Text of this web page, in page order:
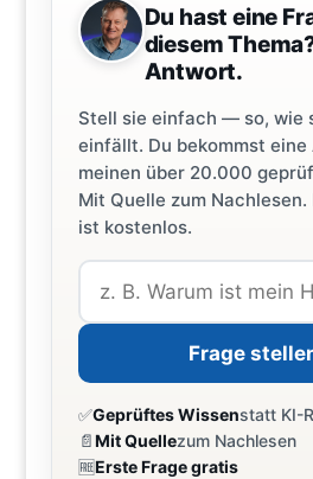
Du hast eine
diesem
Antwort.
Stell sie einfach — so, wie
einfällt. Du bekommst
meinen über 20.000
Mit Quelle zum
ist kostenlos.
Frage
✅Geprüftes Wissenstatt KI-
📄Mit Quellezum Nachlesen
🆓Erste Frage gratis